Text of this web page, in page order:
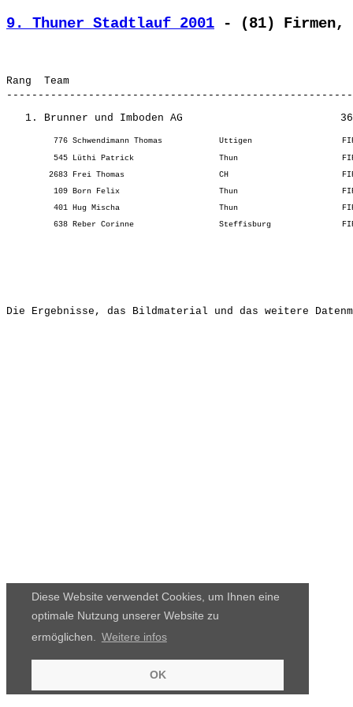
Diese Website verwendet Cookies, um Ihnen eine
optimale Nutzung unserer Website zu
ermöglichen.
Weitere infos
OK
9. Thuner Stadtlauf 2001 - (81) Firmen,
Rang  Team
Die Ergebnisse, das Bildmaterial und das weitere